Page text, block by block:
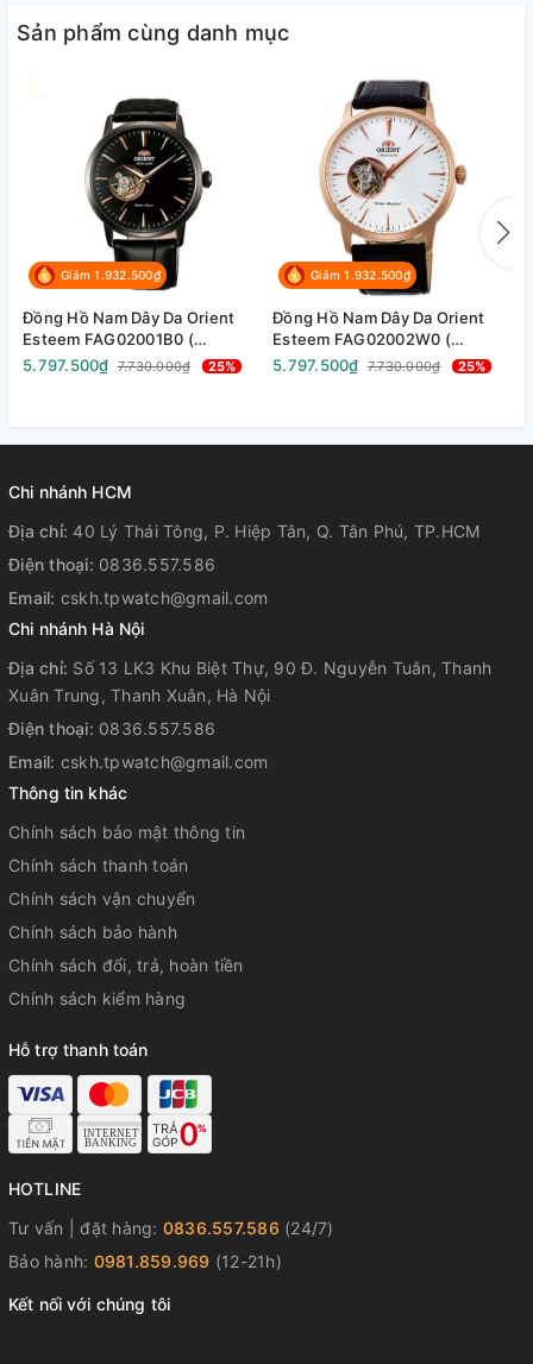
Sản phẩm cùng danh mục
Giảm 1.932.500₫
Đồng Hồ Nam Dây Da Orient
Esteem FAG02001B0 (
SAG02001B0 ) ( TAG02001B0 )
5.797.500₫ 7.730.000₫ 25%
Giảm 1.932.500₫
Đồng Hồ Nam Dây Da Orient
Esteem FAG02002W0 (
SAG02002W0 ) (
5.797.500₫ 7.730.000₫ 25%
Chi nhánh HCM
Địa chỉ: 40 Lý Thái Tông, P. Hiệp Tân, Q. Tân Phú, TP.HCM
Điện thoại: 0836.557.586
Email: cskh.tpwatch@gmail.com
Chi nhánh Hà Nội
Địa chỉ: Số 13 LK3 Khu Biệt Thự, 90 Đ. Nguyễn Tuân, Thanh
Xuân Trung, Thanh Xuân, Hà Nội
Điện thoại: 0836.557.586
Email: cskh.tpwatch@gmail.com
Thông tin khác
Chính sách bảo mật thông tin
Chính sách thanh toán
Chính sách vận chuyển
Chính sách bảo hành
Chính sách đổi, trả, hoàn tiền
Chính sách kiểm hàng
Hỗ trợ thanh toán
HOTLINE
Tư vấn | đặt hàng: 0836.557.586 (24/7)
Bảo hành: 0981.859.969 (12-21h)
Kết nối với chúng tôi